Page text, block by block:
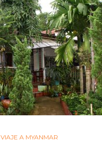
,VIAJE A MYANMAR